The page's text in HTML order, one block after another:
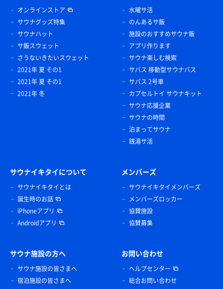
オンラインストア
サウナグッズ特集
サウナハット
サ飯スウェット
さうないきたいスウェット
2021年 夏 その1
2021年 夏 その1
2021年 冬
水曜サ活
のんあるサ飯
施設のおすすめサウナ飯
アプリ作ります
サウナ楽しむ検索
サバス 移動型サウナバス
サバス 2号車
カプセルトイ サウナキット
サウナ応援企業
サウナの時間
泊まってサウナ
銭湯サ活
サウナイキタイについて
サウナイキタイとは
誕生時のお話
iPhoneアプリ
Androidアプリ
メンバーズ
サウナイキタイメンバーズ
メンバーズロッカー
協賛施設
協賛募集
サウナ施設の方へ
サウナ施設の皆さまへ
宿泊施設の皆さまへ
お問い合わせ
ヘルプセンター
総合お問い合わせ